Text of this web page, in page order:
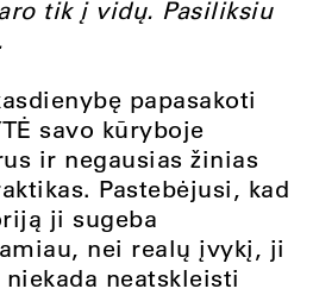
tik į vidų. Pasiliksiu
papasakoti
savo kūryboje
ir negausias žinias
Pastebėjusi, kad
ji sugeba
nei realų įvykį, ji
neatskleisti